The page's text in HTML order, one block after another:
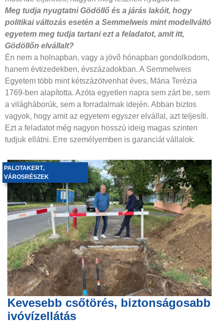
Meg tudja nyugtatni Gödöllő és a járás lakóit, hogy
politikai változás esetén a Semmelweis mint modellváltó
egyetem meg tudja tartani ezt a feladatot, amit itt,
Gödöllőn elvállalt?
Én nem a holnapban, vagy a jövő hónapban gondolkodom,
hanem évtizedekben, évszázadokban. A Semmelweis
Egyetem több mint kétszázötvenhat éves, Mária Terézia
1769-ben alapította. Azóta egyetlen napra sem zárt be, sem
a világháborúk, sem a forradalmak idején. Abban biztos
vagyok, hogy amit az egyetem egyszer elvállal, azt teljesíti.
Ezt a feladatot még nagyon hosszú ideig magas szinten
tudjuk ellátni. Erre személyemben is garanciát vállalok.
Kevesebb csőtörés, biztonságosabb
ivóvízellátás
PALOTAKERT,
VÁROSRÉSZEK